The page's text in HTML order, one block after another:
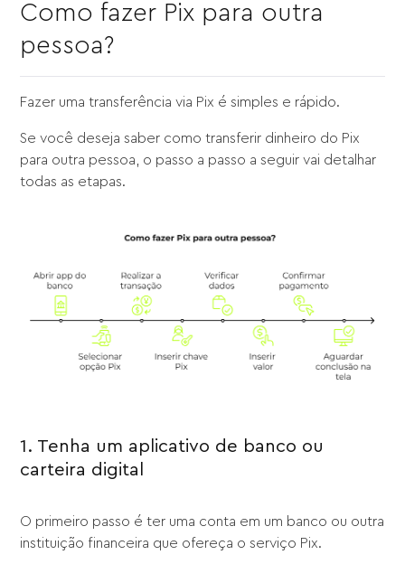
Como fazer Pix para outra
pessoa?
Fazer uma transferência via Pix é simples e rápido.
Se você deseja saber como transferir dinheiro do Pix
para outra pessoa, o passo a passo a seguir vai detalhar
todas as etapas.
1. Tenha um aplicativo de banco ou
carteira digital
O primeiro passo é ter uma conta em um banco ou outra
instituição financeira que ofereça o serviço Pix.